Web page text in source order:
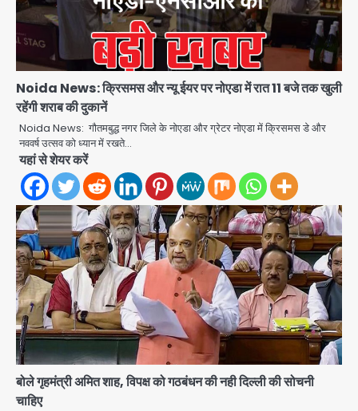
Noida News: क्रिसमस और न्यू ईयर पर नोएडा में रात 11 बजे तक खुली
रहेंगी शराब की दुकानें
Noida News: गौतमबुद्ध नगर जिले के नोएडा और ग्रेटर नोएडा में क्रिसमस डे और
नववर्ष उत्सव को ध्यान में रखते…
यहां से शेयर करें
बोले गृहमंत्री अमित शाह, विपक्ष को गठबंधन की नही दिल्ली की सोचनी
चाहिए
2
दिल्ली पुलिस मुख्यालय में मंथन
3
Petrol bomb attack on Shakib
Al Hasan’s house: शेख हसीना की
वर्चुअल प्रेस कॉन्फ्रेंस में जुड़ने पर भड़का
गुस्सा, शाकिब अल हसन के मगुरा स्थित घर पर
पेट्रोल बम से हमला
Avinash Kumar
4
Rasra Assembly seat: बसपा के
इकलौते विधायक उमाशंकर सिंह का निधन, दो
साल से कैंसर से जूझ रहे थे
Avinash Kumar
डीएम अस्मिता लाल ने गोद में उठाकर दिया
अपनत्व का सहारा